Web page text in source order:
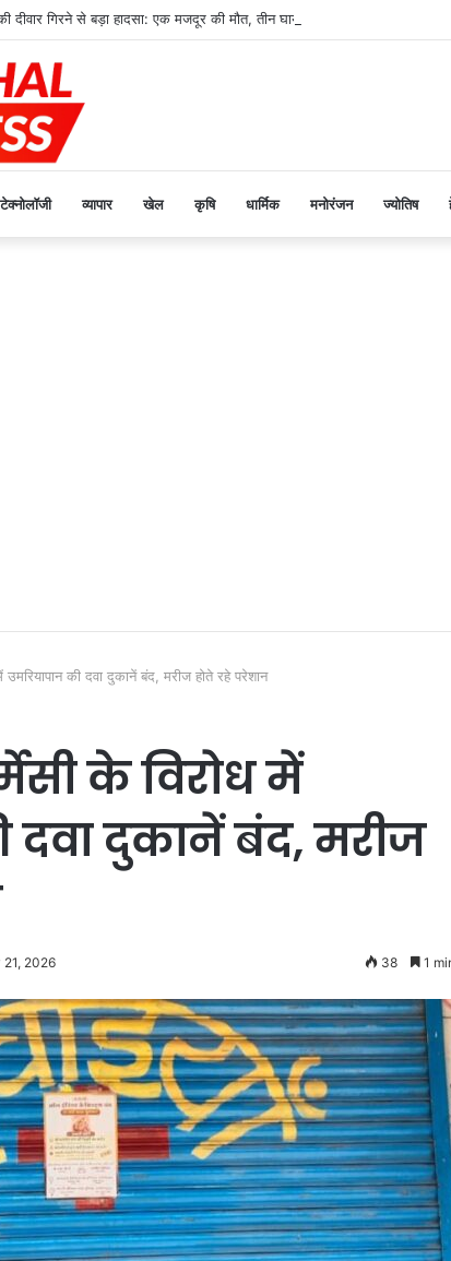
दीवार गिरने से बड़ा हादसा: एक मजदूर की मौत, तीन घायल, रेफर
टेक्नोलॉजी व्यापार खेल कृषि धार्मिक मनोरंजन ज्योतिष
की दवा दुकानें बंद, मरीज होते रहे परेशान
के विरोध में
दवा दुकानें बंद, मरीज
21, 2026 38 1